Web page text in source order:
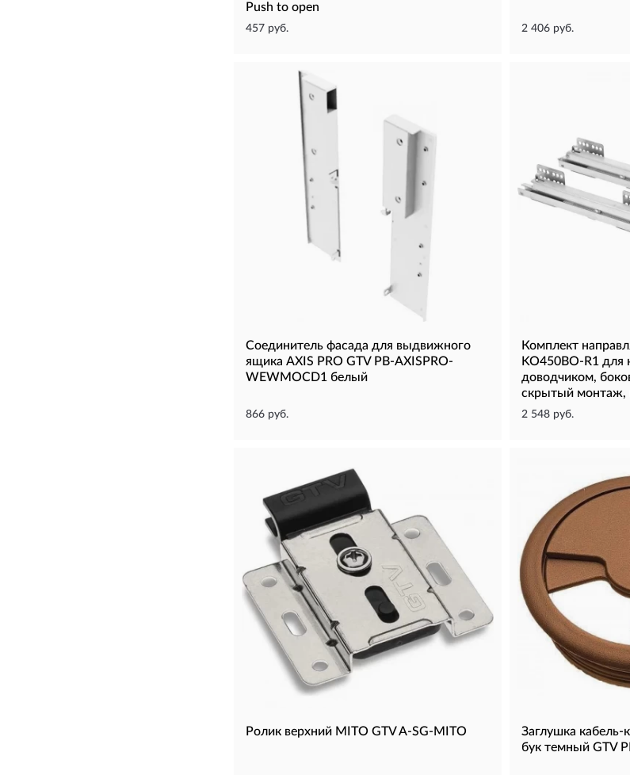
Push to open
457 руб. 2 406 руб.
Соединитель фасада для выдвижного
ящика AXIS PRO GTV PB-AXISPRO-
WEWMOCD1 белый
866 руб.
Комплект
KO450BO-R1 для
доводчиком,
скрытый монтаж,
2 548 руб.
Ролик верхний MITO GTV A-SG-MITO
Заглушка кабель-
бук темный GTV